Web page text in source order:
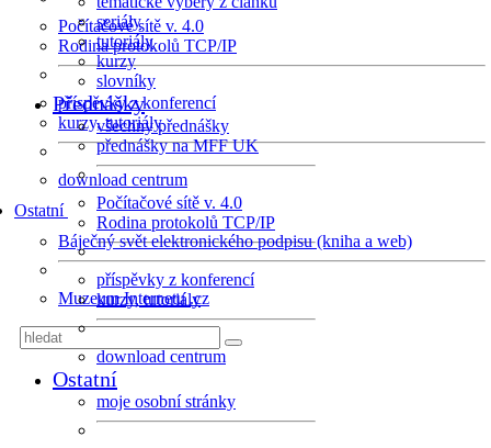
Počítačové sítě v. 4.0
Rodina protokolů TCP/IP
příspěvky z konferencí
kurzy, tutoriály
download centrum
Ostatní
Báječný svět elektronického podpisu (kniha a web)
Muzeum Internetu .cz
seriály
tutoriály
kurzy
slovníky
Přednášky
všechny přednášky
přednášky na MFF UK
Počítačové sítě v. 4.0
Rodina protokolů TCP/IP
příspěvky z konferencí
kurzy, tutoriály
download centrum
Ostatní
moje osobní stránky